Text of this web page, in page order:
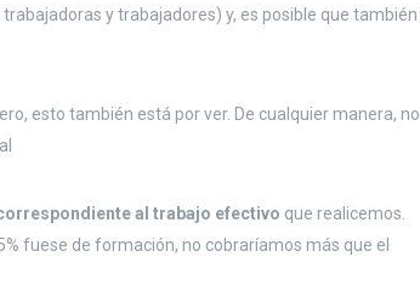
y trabajadores) y, es posible que también
esto también está por ver. De cualquier manera, no
al trabajo efectivo que realicemos.
fuese de formación, no cobraríamos más que el